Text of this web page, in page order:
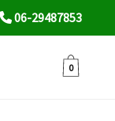
06-29487853
0